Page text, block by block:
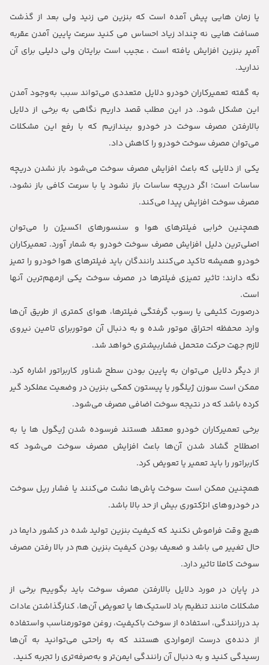
یا زمان هایی پیش آمده است که بنزین می زنید ولی بعد از گذشت
مسافت هایی نه چنداد زیاد احساس می کنید سرعت پایین آمدن عقربه
آمپر بنزین افزایش یافته است ، عجیب است برایتان ولی دلیلی برای آن
ندارید.
به گفته تعمیرکاران خودرو دلایل متعددی می‌تواند سبب به‌وجود آمدن
این مشکل شود. در این مطلب قصد داریم نگاهی به برخی از دلایل
بالارفتن مصرف سوخت در خودرو بیندازیم که با رفع این مشکلات
می‌توان مصرف سوخت خودرو را کاهش داد.
یکی از دلایلی که باعث افزایش مصرف سوخت می‌شود باز نشدن دریچه
ساسات است؛ اگر دریچه ساسات باز نشود یا با سرعت کافی باز نشود،
مصرف سوخت افزایش پیدا می‌کند.
همچنین خرابی فیلتر‌های هوا و سنسور‌های اکسیژن را می‌توان
اصلی‌ترین دلیل افزایش مصرف سوخت خودرو به شمار آورد. تعمیرکاران
خودرو همیشه تاکید می‌کنند رانندگان باید فیلتر‌های هوا خودرو را تمیز
نگه دارند؛ تاثیر تمیزی فیلتر‌ها در مصرف سوخت یکی ازمهم‌ترین آنها
است.
درصورت کثیفی یا رسوب گرفتگی فیلترها، هوای کمتر‌ی از طریق آن‌ها
وارد محفظه احتراق موتور شده و به دنبال آن موتوربرای تامین نیروی
لازم جهت حرکت متحمل فشاربیشتری خواهد شد.
از دیگر دلایل می‌توان به پایین بودن سطح شناور کاربراتور اشاره کرد.
ممکن است سوزن ژیلگور یا پیستون کمکی بنزین در وضعیت عملکرد گیر
کرده باشد که در نتیجه سوخت اضافی مصرف می‌شود.
برخی تعمیرکاران خودرو معتقد هستند فرسوده شدن ژیگول ها یا به
اصطلاح گشاد شدن آن‌ها باعث افزایش مصرف سوخت می‌شود که
کاربراتور را باید تعمیر یا تعویض کرد.
همچنین ممکن است سوخت پاش‌ها نشت می‌کنند یا فشار ریل سوخت
در خودرو‌های انژکتوری بیش از حد بالا باشد.
هیچ وقت فراموش نکنید که کیفیت بنزین تولید شده در کشور دایما در
حال تغییر می باشد و ضعیف بودن کیفیت بنزین هم در بالا رفتن مصرف
سوخت کاملا تاثیر دارد.
در پایان در مورد دلایل بالارفتن مصرف سوخت باید بگوییم برخی از
مشکلات مانند تنظیم باد لاستیک‌ها یا تعویض آن‌ها، کنارگذاشتن عادات
بد دررانندگی، استفاده از سوخت باکیفیت، روغن موتورمناسب واستفاده
از دنده‌ی درست ازمواردی هستند که به راحتی می‌توانید به آن‌ها
رسیدگی کنید و به دنبال آن رانندگی ایمن‌تر و به‌صرفه‌تری را تجربه کنید.